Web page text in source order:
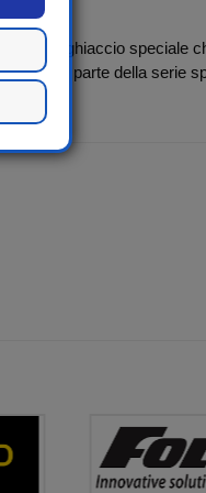
di ghiaccio speciale
Facente parte della serie